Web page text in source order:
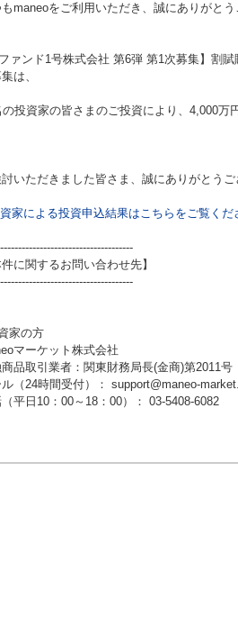
maneoをご利用いただき、誠にありがとう
ファンド1号株式会社 第6弾 第1次募集】割
は、
の投資家の皆さまのご投資により、4,000万
いただきました皆さま、誠にありがとうご
家による投資申込結果はこちらをご覧くだ
件に関するお問い合わせ先】
家の方
マーケット株式会社
品取引業者：関東財務局長(金商)第2011号
ル（24時間受付）： support@maneo-
平日10：00～18：00）： 03-5408-6082